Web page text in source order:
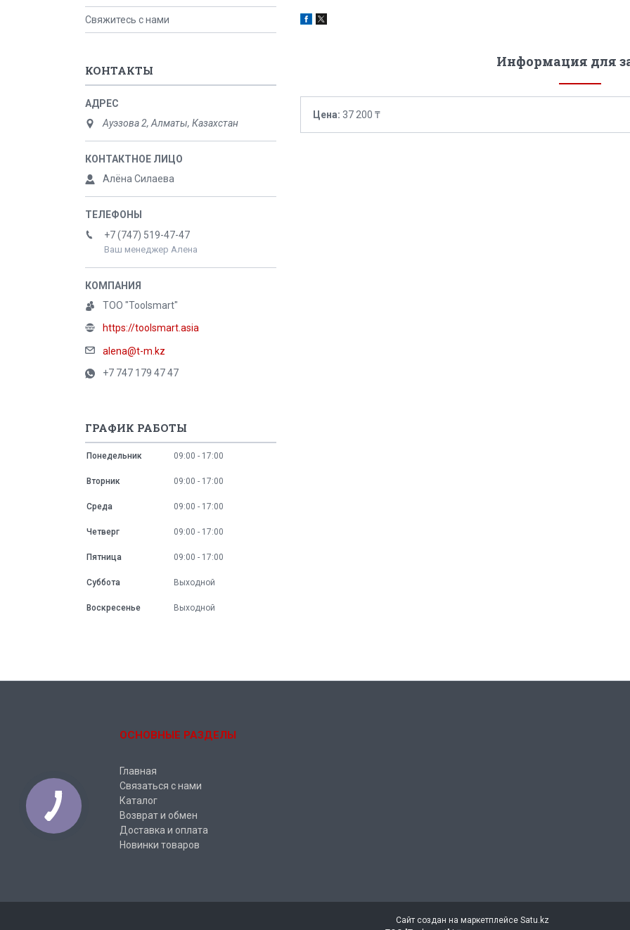
Информация для
Цена: 37 200 ₸
Свяжитесь с нами
КОНТАКТЫ
Ауэзова 2, Алматы, Казахстан
Алёна Силаева
+7 (747) 519-47-47
Ваш менеджер Алена
ТОО "Toolsmart"
https://toolsmart.asia
alena@t-m.kz
+7 747 179 47 47
ГРАФИК РАБОТЫ
Понедельник 09:00 17:00
Вторник 09:00 17:00
Среда 09:00 17:00
Четверг 09:00 17:00
Пятница 09:00 17:00
Суббота Выходной
Воскресенье Выходной
ОСНОВНЫЕ РАЗДЕЛЫ
Главная
Связаться с нами
Каталог
Возврат и обмен
Доставка и оплата
Новинки товаров
Сайт создан на маркетплейсе Satu.kz